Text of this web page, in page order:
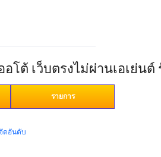
อโต้ เว็บตรงไม่ผ่านเอเย่
รายการ
ดอันดับ